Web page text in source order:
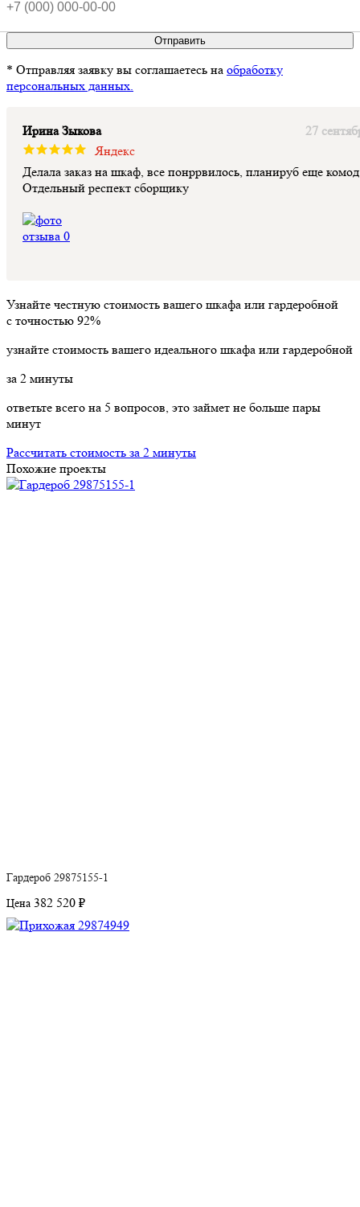
Отправить
* Отправляя заявку вы соглашаетесь на обработку
персональных данных.
Ирина Зыкова
27
Яндекс
Делала заказ на шкаф, все понррвилось, планируб еще
Отдельный респект сборщику
Узнайте честную стоимость вашего шкафа или гардеробной
с точностью 92%
узнайте стоимость вашего идеального шкафа или гардеробной
за 2 минуты
ответьте всего на 5 вопросов, это займет не больше пары
минут
Рассчитать стоимость за 2 минуты
Похожие проекты
Гардероб 29875155-1
Цена 382 520 ₽